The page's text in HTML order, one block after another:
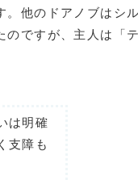
。他のドアノブはシ
のですが、主人は「
は明確
支障も